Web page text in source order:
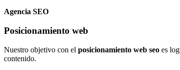
Agencia SEO
Posicionamiento web
Nuestro objetivo con el posicionamiento web seo es
contenido.